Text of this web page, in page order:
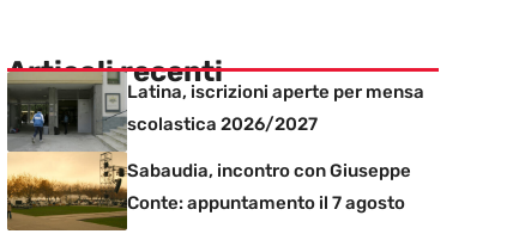
Articoli recenti
Latina, iscrizioni aperte per mensa
scolastica 2026/2027
Sabaudia, incontro con Giuseppe
Conte: appuntamento il 7 agosto